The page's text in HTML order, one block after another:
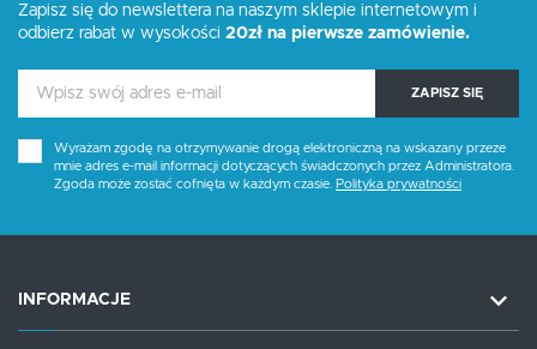
Zapisz się do newslettera na naszym sklepie internetowym i
odbierz rabat w wysokości 20zł na pierwsze zamówienie.
ZAPISZ SIĘ
Wyrażam zgodę na otrzymywanie drogą elektroniczną na wskazany przeze
mnie adres e-mail informacji dotyczących świadczonych przez Administratora.
Zgoda może zostać cofnięta w każdym czasie. Polityka prywatności
INFORMACJE